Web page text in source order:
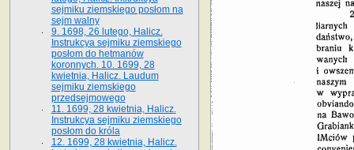
sejmiku ziemskiego posłom na
sejm walny
9. 1698, 26 lutego, Halicz.
Instrukcya sejmiku ziemskiego
posłom do hetmanów
koronnych. 10. 1699, 28
kwietnia, Halicz. Laudum
sejmiku ziemskiego
przedsejmowego
11. 1699, 28 kwietnia, Halicz.
Instrukcya sejmiku ziemskiego
posłom do króla
12. 1699, 28 kwietnia, Halicz.